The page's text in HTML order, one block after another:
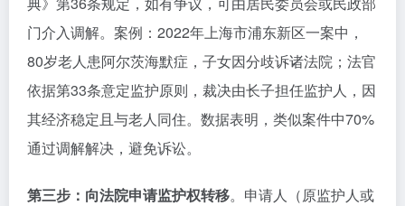
门介入调解。案例：2022年上海市浦东新区一案中，
80岁老人患阿尔茨海默症，子女因分歧诉诸法院；法官
依据第33条意定监护原则，裁决由长子担任监护人，因
其经济稳定且与老人同住。数据表明，类似案件中70%
通过调解解决，避免诉讼。
第三步：向法院申请监护权转移。申请人（原监护人或